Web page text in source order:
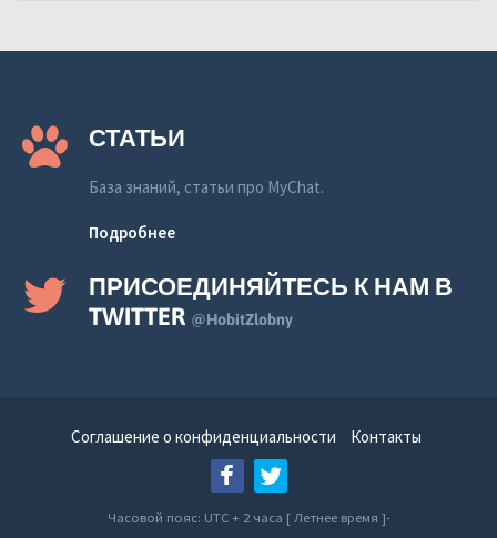
СТАТЬИ
База знаний, статьи про MyChat.
Подробнее
ПРИСОЕДИНЯЙТЕСЬ К НАМ В
TWITTER @HobitZlobny
Соглашение о конфиденциальности Контакты
Часовой пояс: UTC + 2 часа [ Летнее время ]-